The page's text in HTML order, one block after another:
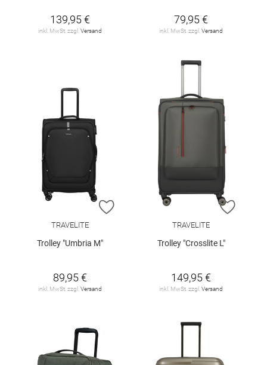
139,95 €
inkl. MwSt. zzgl. Versand
79,95 €
inkl. MwSt. zzgl. Versand
ZUR WUNSCHLISTE HINZUFÜGEN
TRAVELITE
Trolley "Umbria M"
89,95 €
inkl. MwSt. zzgl.Versand
ZUR
TRAVELITE
Trolley "Crosslite L"
149,95 €
inkl. MwSt. zzgl.Versand